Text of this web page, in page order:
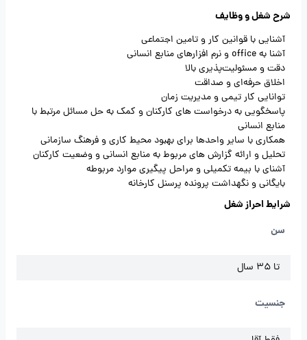
شرح شغل و وظایف
آشنایی با قوانین کار و تامین اجتماعی
آشنا به office و نرم افزارهای منابع انسانی
دقت و مسئولیت‌پذیری بالا
اخلاق حرفه‌ای و صداقت
توانایی کار تیمی و مدیریت زمان
پاسخگویی به درخواست های کارکنان و کمک به حل مسائل مرتبط با
منابع انسانی
همکاری با سایر واحدها برای بهبود محیط کاری و فرهنگ سازمانی
تحلیل و ارائه گزارش های مربوط به منابع انسانی و وضعیت کارکنان
آشنای با بیمه تکمیلی و مراحل پیگیری موارد مربوطه
بایگانی و نگهداشت پرونده پرسنل کارخانه
شرایط احراز شغل
سن
تا 35 سال
جنسیت